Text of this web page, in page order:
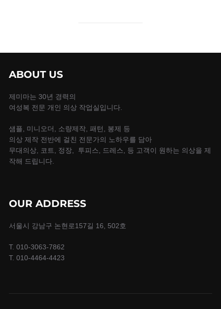
ABOUT US
제미마는 30년 경력의
여성복 전문 개인 의상 작업실입니다.
샘플, 미니오더, 소량제작, 패턴, 봉제 등
의상 제작 전반에 걸친 전문가의 노하우를 담아
무대의상, 코트, 정장, 투피스, 드레스, 등 고객이 원하는 의상을 제
작해 드립니다.
OUR ADDRESS
서울시 강남구 논현로157길 16, 502호
T. 010-3063-7862
T. 010-4464-4423